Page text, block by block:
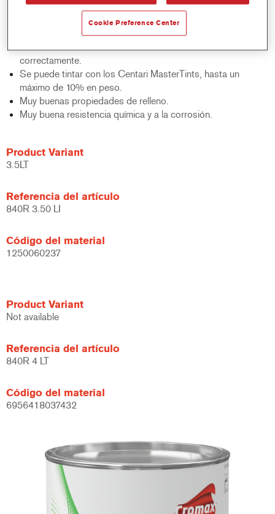
desnudos.
Aparejo-imprimación para una reparación de calidad en una
única operación, no se necesita imprimación fosfatante.
Excelente adherencia sobre substratos metálicos tratados
correctamente.
Se puede tintar con los Centari MasterTints, hasta un
máximo de 10% en peso.
Muy buenas propiedades de relleno.
Muy buena resistencia química y a la corrosión.
Product Variant
3.5LT
Referencia del artículo
840R 3.50 LI
Código del material
1250060237
Product Variant
Not available
Referencia del artículo
840R 4 LT
Código del material
6956418037432
Cookie Preference Center